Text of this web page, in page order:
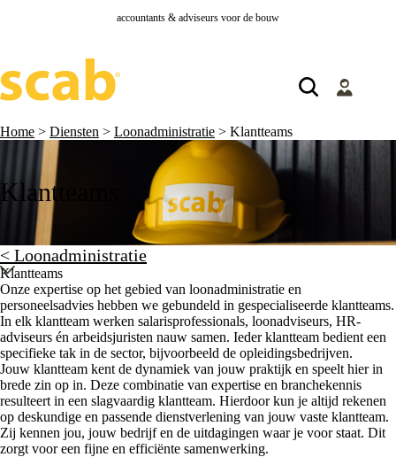
accountants & adviseurs voor de bouw
Home > Diensten > Loonadministratie > Klantteams
Klantteams
< Loonadministratie
Onze expertise op het gebied van loonadministratie en
personeelsadvies hebben we gebundeld in gespecialiseerde klantteams.
In elk klantteam werken salarisprofessionals, loonadviseurs, HR-
adviseurs én arbeidsjuristen nauw samen. Ieder klantteam bedient een
specifieke tak in de sector, bijvoorbeeld de opleidingsbedrijven.
Jouw klantteam kent de dynamiek van jouw praktijk en speelt hier in
brede zin op in. Deze combinatie van expertise en branchekennis
resulteert in een slagvaardig klantteam. Hierdoor kun je altijd rekenen
op deskundige en passende dienstverlening van jouw vaste klantteam.
Zij kennen jou, jouw bedrijf en de uitdagingen waar je voor staat. Dit
zorgt voor een fijne en efficiënte samenwerking.